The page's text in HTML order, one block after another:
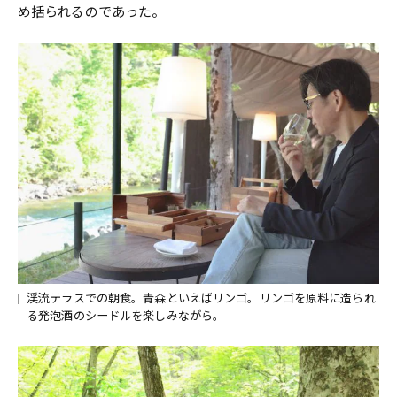
め括られるのであった。
渓流テラスでの朝食。青森といえばリンゴ。リンゴを原料に造られ
る発泡酒のシードルを楽しみながら。